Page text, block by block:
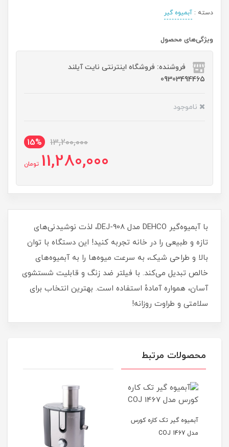
دسته : آبمیوه گیر
ویژگی‌های محصول
فروشنده: فروشگاه اینترنتی نایت آیلند
09303494465
ناموجود
13,200,000
15%
11,280,000 تومان
با آبمیوه‌گیر DEHCO مدل DEJ-908، لذت نوشیدنی‌های
تازه و طبیعی را در خانه تجربه کنید! این دستگاه با توان
بالا و طراحی شیک، به سرعت میوه‌ها را به آبمیوه‌های
خالص تبدیل می‌کند. با فیلتر ضد زنگ و قابلیت شستشوی
آسان، همواره آمادهٔ استفاده است. بهترین انتخاب برای
سلامتی و طراوت روزانه!
محصولات مرتبط
آبمیوه گیر تک‌ کاره کورس
مدل COJ 1467